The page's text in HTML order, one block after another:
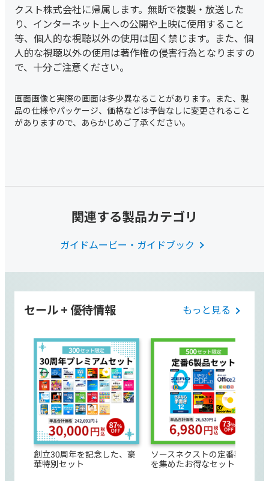
クスト株式会社に帰属します。無断で複製・放送した
り、インターネット上への公開や上映に使用すること
等、個人的な視聴以外の使用は固く禁じます。また、個
人的な視聴以外の使用は著作権の侵害行為となりますの
で、十分ご注意ください。
関連する製品カテゴリ
ガイドムービー・ガイドブック
セール + 優待情報 もっと見る
創立30周年を記念した、豪
華特別セット
ソースネクストの定番製品
を集めたお得なセット